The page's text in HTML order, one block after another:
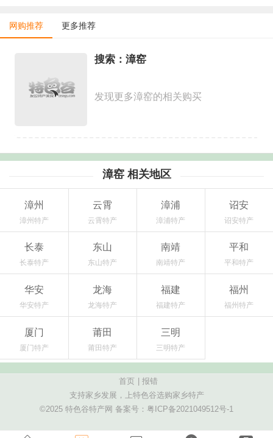
网购推荐 更多推荐
搜索：漳窑
发现更多漳窑的相关购买
漳窑 相关地区
漳州
漳州特产
云霄
云霄特产
漳浦
漳浦特产
诏安
诏安特产
长泰
长泰特产
东山
东山特产
南靖
南靖特产
平和
平和特产
华安
华安特产
龙海
龙海特产
福建
福建特产
福州
福州特产
厦门
厦门特产
莆田
莆田特产
三明
三明特产
首页 | 报错
支持家乡发展，上特色谷选购家乡特产
©2025 特色谷特产网 备案号： 粤ICP备2021049512号-1